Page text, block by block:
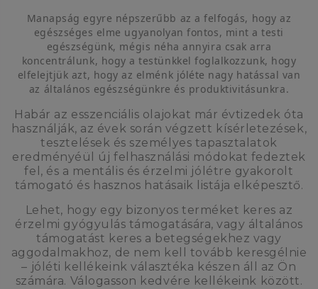
Manapság egyre népszerűbb az a felfogás, hogy az
egészséges elme ugyanolyan fontos, mint a testi
egészségünk, mégis néha annyira csak arra
koncentrálunk, hogy a testünkkel foglalkozzunk, hogy
elfelejtjük azt, hogy az elménk jóléte nagy hatással van
az általános egészségünkre és produktivitásunkra.
Habár az esszenciális olajokat már évtizedek óta
használják, az évek során végzett kísérletezések,
tesztelések és személyes tapasztalatok
eredményéül új felhasználási módokat fedeztek
fel, és a mentális és érzelmi jólétre gyakorolt
támogató és hasznos hatásaik listája elképesztő.
Lehet, hogy egy bizonyos terméket keres az
érzelmi gyógyulás támogatására, vagy általános
támogatást keres a betegségekhez vagy
aggodalmakhoz, de nem kell tovább keresgélnie
– jóléti kellékeink választéka készen áll az Ön
számára. Válogasson kedvére kellékeink között.